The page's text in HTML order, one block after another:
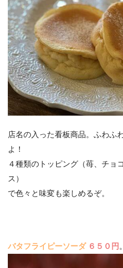
店名の入った看板商品。ふわふ
よ！
４種類のトッピング（苺、チョ
ス）
で色々と味変も楽しめるぞ。
バタフライピーソーダ ６５０円 。